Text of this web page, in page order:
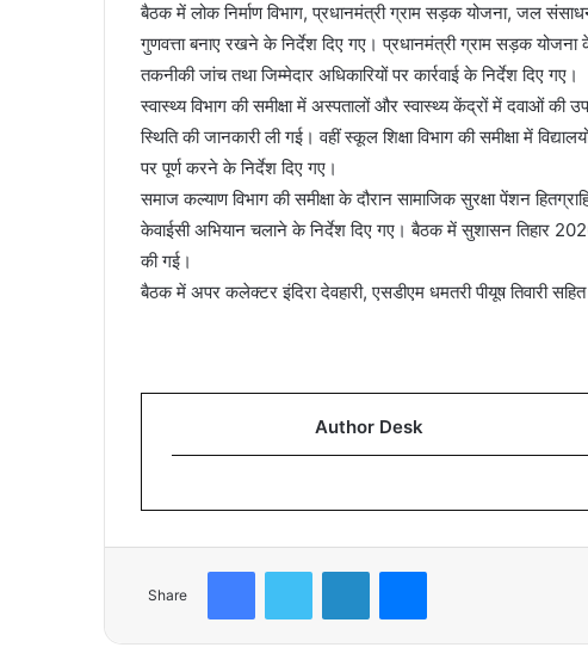
बैठक में लोक निर्माण विभाग, प्रधानमंत्री ग्राम सड़क योजना, जल संसाधन
गुणवत्ता बनाए रखने के निर्देश दिए गए। प्रधानमंत्री ग्राम सड़क
तकनीकी जांच तथा जिम्मेदार अधिकारियों पर कार्रवाई के निर्देश दिए गए।
स्वास्थ्य विभाग की समीक्षा में अस्पतालों और स्वास्थ्य केंद्रों में दवाओं की
स्थिति की जानकारी ली गई। वहीं स्कूल शिक्षा विभाग की समीक्षा में
पर पूर्ण करने के निर्देश दिए गए।
समाज कल्याण विभाग की समीक्षा के दौरान सामाजिक सुरक्षा पेंशन
केवाईसी अभियान चलाने के निर्देश दिए गए। बैठक में सुशासन तिहार
की गई।
बैठक में अपर कलेक्टर इंदिरा देवहारी, एसडीएम धमतरी पीयूष तिवारी
Author Desk
Share
FacebookTwitter LinkedInMessenger